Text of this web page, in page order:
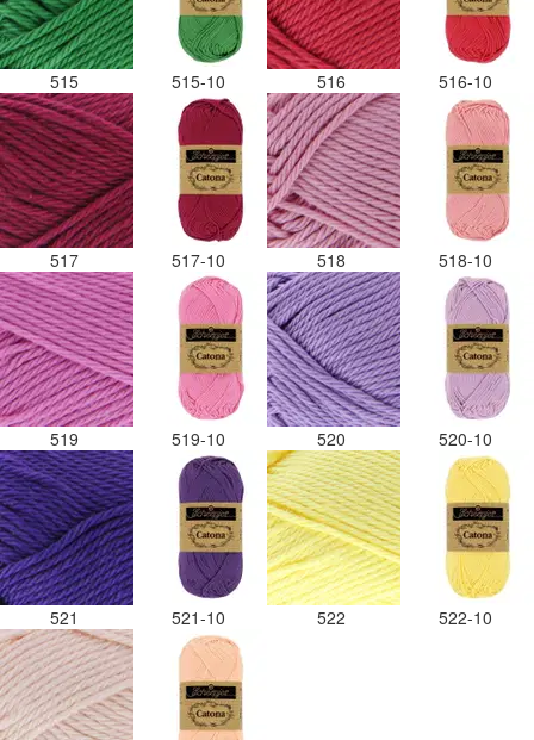
515 515-10 516 516-10
517 517-10 518 518-10
519 519-10 520 520-10
521 521-10 522 522-10